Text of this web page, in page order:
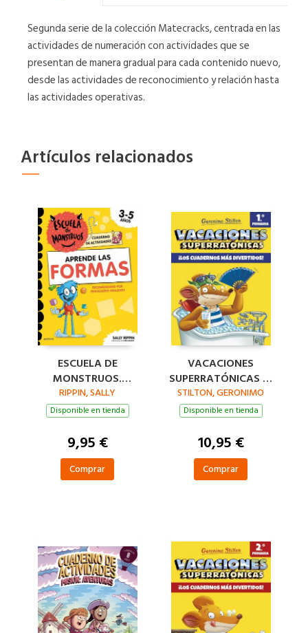
Segunda serie de la colección Matecracks, centrada en las
actividades de numeración con actividades que se
presentan de manera gradual para cada contenido nuevo,
desde las actividades de reconocimiento y relación hasta
las actividades operativas.
Artículos relacionados
ESCUELA DE
MONSTRUOS.
CUADERNO DE
ACTIVIDADES -
APRENDE LAS
FORMAS
RIPPIN, SALLY
Disponible en tienda
9,95 €
Comprar
VACACIONES
SUPERRATÓNICAS 1º
PRIMARIA
STILTON, GERONIMO
Disponible en tienda
10,95 €
Comprar